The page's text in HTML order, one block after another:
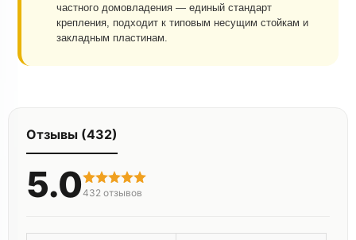
частного домовладения — единый стандарт
крепления, подходит к типовым несущим стойкам и
закладным пластинам.
Отзывы (432)
5.0432 отзывов